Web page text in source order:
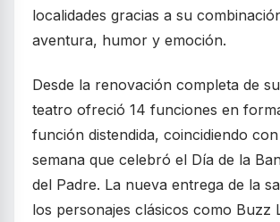
localidades gracias a su
aventura, humor y emoción.
Desde la renovación completa de
teatro ofreció 14 funciones en
función distendida, coincidiendo
semana que celebró el Día de la
del Padre. La nueva entrega de la
los personajes clásicos como Buzz